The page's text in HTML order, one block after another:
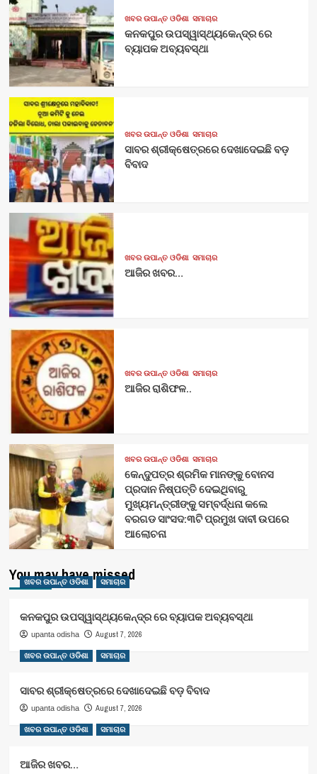
ଖବର ଉପାନ୍ତ ଓଡିଶା ସମାଚାର
କନକପୁର ଉପସ୍ୱାସ୍ଥ୍ୟକେନ୍ଦ୍ର ରେ
ବ୍ୟାପକ ଅବ୍ୟବସ୍ଥା
ଖବର ଉପାନ୍ତ ଓଡିଶା ସମାଚାର
ସାବର ଶ୍ରୀକ୍ଷେତ୍ରରେ ଦେଖାଦେଇଛି ବଡ଼
ବିବାଦ
ଖବର ଉପାନ୍ତ ଓଡିଶା ସମାଚାର
ଆଜିର ଖବର…
ଖବର ଉପାନ୍ତ ଓଡିଶା ସମାଚାର
ଆଜିର ରାଶିଫଳ..
ଖବର ଉପାନ୍ତ ଓଡିଶା ସମାଚାର
କେନ୍ଦୁପତ୍ର ଶ୍ରମିକ ମାନଙ୍କୁ ବୋନସ
ପ୍ରଦାନ ନିଷ୍ପତ୍ତି ଦେଇଥିବାରୁ
ମୁଖ୍ୟମନ୍ତ୍ରୀଙ୍କୁ ସମ୍ବର୍ଦ୍ଧନା କଲେ
ବରଗଡ ସାଂସଦ:୩ଟି ପ୍ରମୁଖ ଦାବୀ ଉପରେ
ଆଲୋଚନା
You may have missed
ଖବର ଉପାନ୍ତ ଓଡିଶା ସମାଚାର
କନକପୁର ଉପସ୍ୱାସ୍ଥ୍ୟକେନ୍ଦ୍ର ରେ ବ୍ୟାପକ ଅବ୍ୟବସ୍ଥା
upanta odisha August 7, 2026
ଖବର ଉପାନ୍ତ ଓଡିଶା ସମାଚାର
ସାବର ଶ୍ରୀକ୍ଷେତ୍ରରେ ଦେଖାଦେଇଛି ବଡ଼ ବିବାଦ
upanta odisha August 7, 2026
ଖବର ଉପାନ୍ତ ଓଡିଶା ସମାଚାର
ଆଜିର ଖବର…